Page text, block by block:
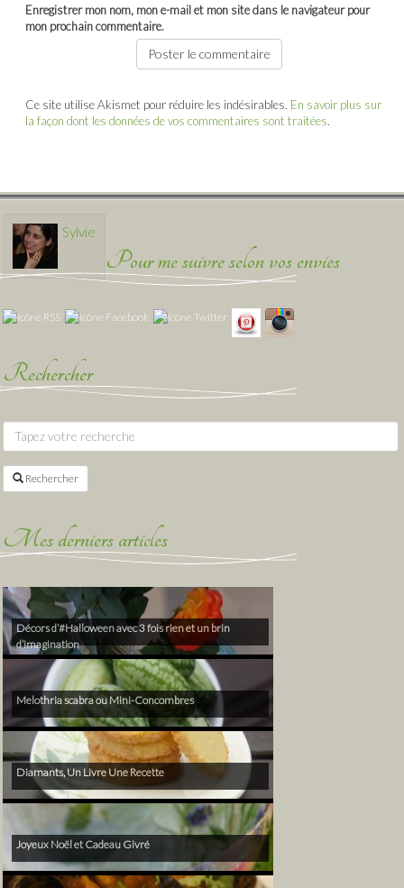
Enregistrer mon nom, mon e-mail et mon site dans le navigateur pour
mon prochain commentaire.
Ce site utilise Akismet pour réduire les indésirables. En savoir plus sur
la façon dont les données de vos commentaires sont traitées.
Sylvie
Pour me suivre selon vos envies
Rechercher
Rechercher
Mes derniers articles
Décors d’#Halloween avec 3 fois rien et un brin
d’imagination
Melothria scabra ou Mini-Concombres
Diamants, Un Livre Une Recette
Joyeux Noël et Cadeau Givré